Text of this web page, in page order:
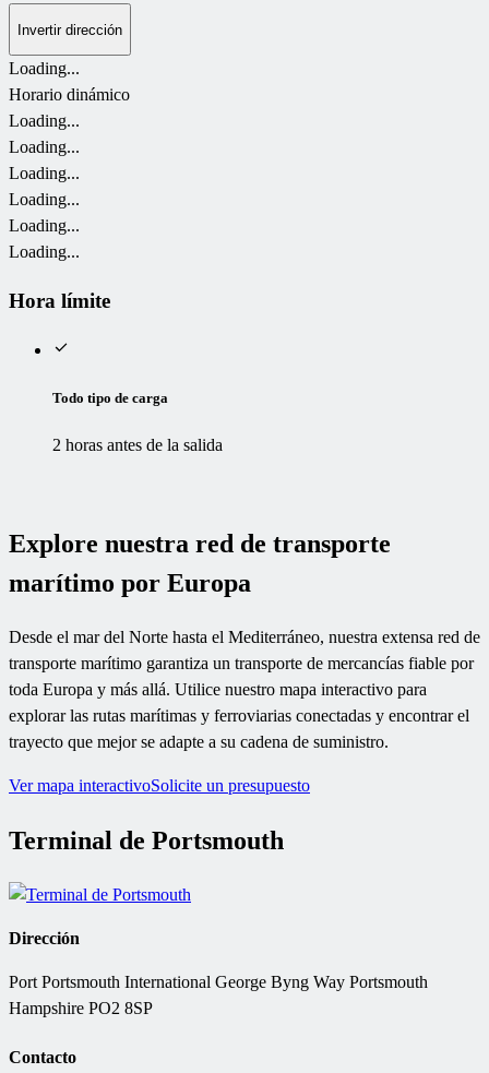
Invertir dirección
Loading...
Horario dinámico
Loading...
Loading...
Loading...
Loading...
Loading...
Loading...
Hora límite
Todo tipo de carga
2 horas antes de la salida
Explore nuestra red de transporte
marítimo por Europa
Desde el mar del Norte hasta el Mediterráneo, nuestra extensa red de
transporte marítimo garantiza un transporte de mercancías fiable por
toda Europa y más allá. Utilice nuestro mapa interactivo para
explorar las rutas marítimas y ferroviarias conectadas y encontrar el
trayecto que mejor se adapte a su cadena de suministro.
Ver mapa interactivoSolicite un presupuesto
Terminal de Portsmouth
Dirección
Port Portsmouth International George Byng Way Portsmouth
Hampshire PO2 8SP
Contacto